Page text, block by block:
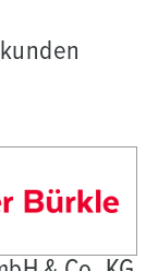
g
s
a
l